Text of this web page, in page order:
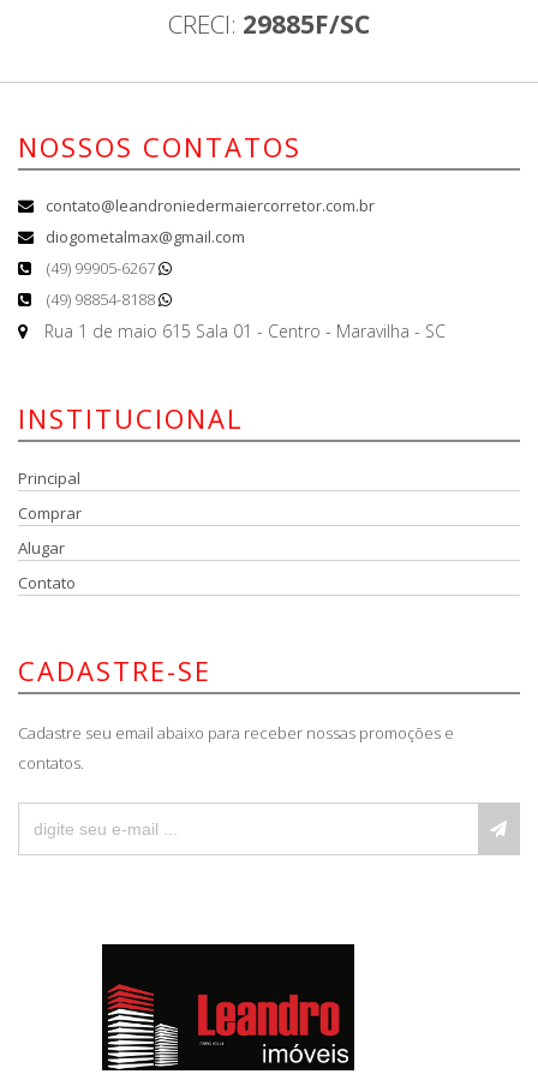
CRECI: 29885F/SC
NOSSOS CONTATOS
contato@leandroniedermaiercorretor.com.br
diogometalmax@gmail.com
(49) 99905-6267
(49) 98854-8188
Rua 1 de maio 615 Sala 01 - Centro - Maravilha - SC
INSTITUCIONAL
Principal
Comprar
Alugar
Contato
CADASTRE-SE
Cadastre seu email abaixo para receber nossas promoções e
contatos.